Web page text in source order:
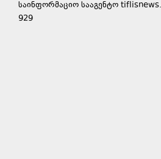
საინფორმაციო სააგენტო
929